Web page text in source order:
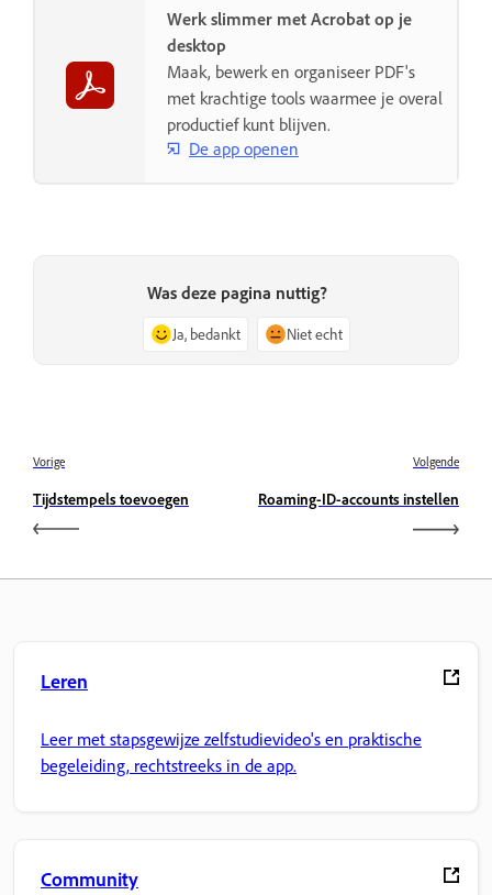
Werk slimmer met Acrobat op je
desktop
Maak, bewerk en organiseer PDF's
met krachtige tools waarmee je overal
productief kunt blijven.
De app openen
Was deze pagina nuttig?
Ja, bedankt Niet echt
Vorige
Tijdstempels toevoegen
Volgende
Roaming-ID-accounts instellen
Leren
Leer met stapsgewijze zelfstudievideo's en praktische
begeleiding, rechtstreeks in de app.
Community